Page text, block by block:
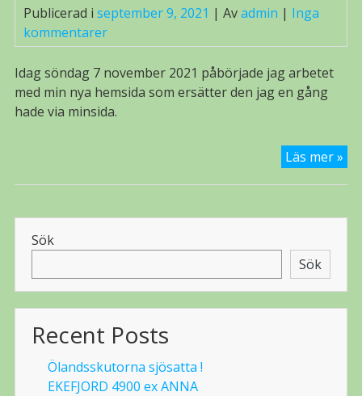
Publicerad i september 9, 2021 | Avadmin | Inga
kommentarer
Idag söndag 7 november 2021 påbörjade jag arbetet
med min nya hemsida som ersätter den jag en gång
hade via minsida.
Läs mer »
Sök
Sök
Recent Posts
Ölandsskutorna sjösatta !
EKEFJORD 4900 ex ANNA